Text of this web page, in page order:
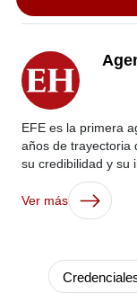
EFE es la primera
años de trayectoria
su credibilidad y su
Ver más